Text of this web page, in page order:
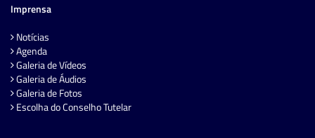
Imprensa
Notícias
Agenda
Galeria de Vídeos
Galeria de Áudios
Galeria de Fotos
Escolha do Conselho Tutelar